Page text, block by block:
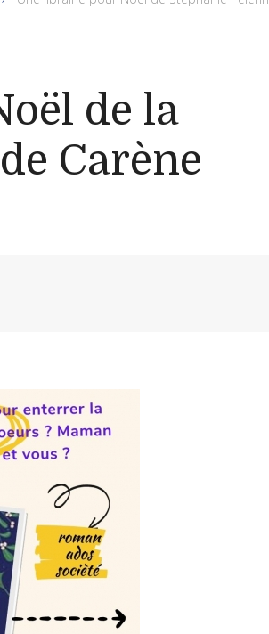
de la
Carène